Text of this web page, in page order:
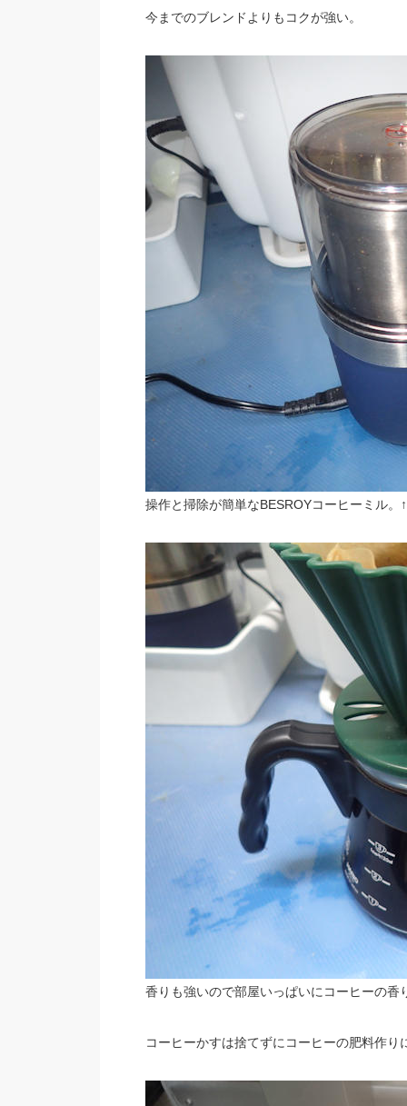
今までのブレンドよりもコクが強い。
操作と掃除が簡単なBESROYコーヒーミル。↑
香りも強いので部屋いっぱいにコーヒーの香
コーヒーかすは捨てずにコーヒーの肥料作り